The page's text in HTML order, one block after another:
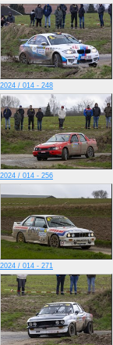
2024 / 014 - 248
2024 / 014 - 256
2024 / 014 - 271